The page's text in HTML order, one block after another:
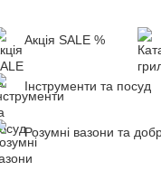
Акція SALE %
Інструменти та посуд
Розумні вазони та